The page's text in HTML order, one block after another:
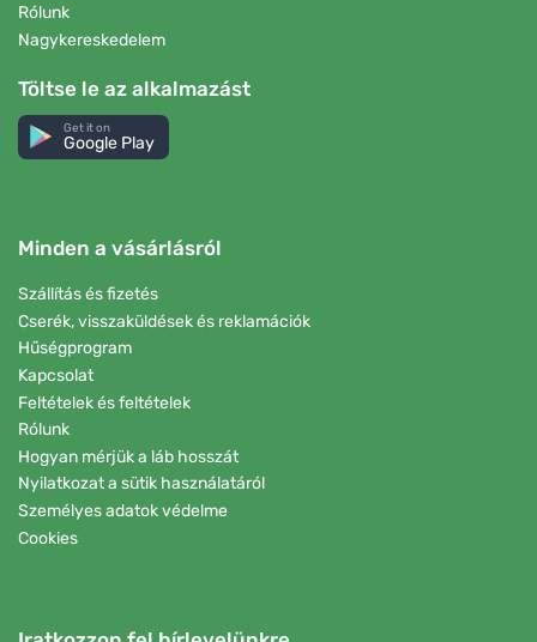
Rólunk
Nagykereskedelem
Töltse le az alkalmazást
Get it on
Google Play
Minden a vásárlásról
Szállítás és fizetés
Cserék, visszaküldések és reklamációk
Hűségprogram
Kapcsolat
Feltételek és feltételek
Rólunk
Hogyan mérjük a láb hosszát
Nyilatkozat a sütik használatáról
Személyes adatok védelme
Cookies